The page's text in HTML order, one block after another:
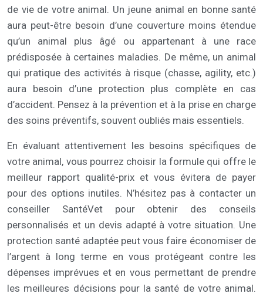
de vie de votre animal. Un jeune animal en bonne santé
aura peut-être besoin d’une couverture moins étendue
qu’un animal plus âgé ou appartenant à une race
prédisposée à certaines maladies. De même, un animal
qui pratique des activités à risque (chasse, agility, etc.)
aura besoin d’une protection plus complète en cas
d’accident. Pensez à la prévention et à la prise en charge
des soins préventifs, souvent oubliés mais essentiels.
En évaluant attentivement les besoins spécifiques de
votre animal, vous pourrez choisir la formule qui offre le
meilleur rapport qualité-prix et vous évitera de payer
pour des options inutiles. N’hésitez pas à contacter un
conseiller SantéVet pour obtenir des conseils
personnalisés et un devis adapté à votre situation. Une
protection santé adaptée peut vous faire économiser de
l’argent à long terme en vous protégeant contre les
dépenses imprévues et en vous permettant de prendre
les meilleures décisions pour la santé de votre animal.